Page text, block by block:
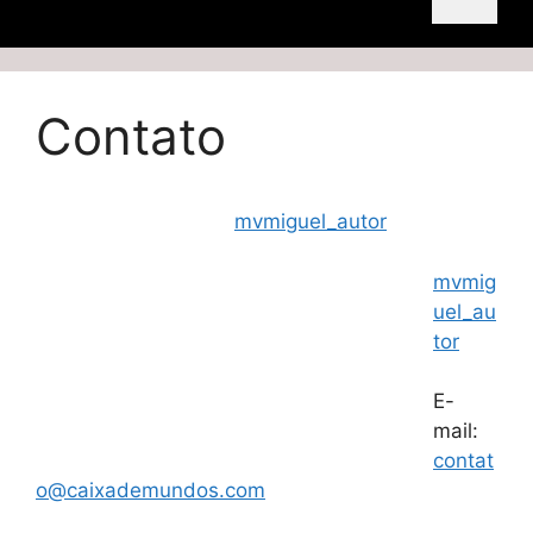
Contato
mvmiguel_autor
mvmig
uel_au
tor
E-
mail:
contat
o@caixademundos.com